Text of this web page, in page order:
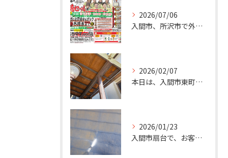
2026/07/06
入間市、所沢市で外壁塗装・屋根塗装をお考えの皆様！
2026/02/07
本日は、入間市東町にあるお宅の玄関和天井の補修作業をご紹介い...
2026/01/23
入間市扇台で、お客様のお家の屋根の塗装作業をしました！初めに...